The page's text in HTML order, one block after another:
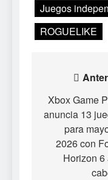
Juegos
ROGUELIKE
de
entradas
Xbox Game
anuncia 13
para
2026 con
Horizon 6